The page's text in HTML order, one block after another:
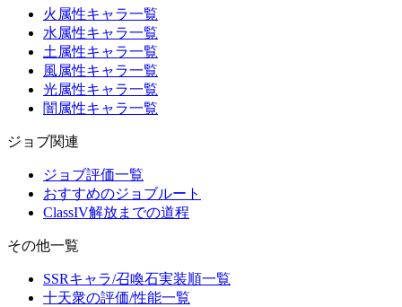
火属性キャラ一覧
水属性キャラ一覧
土属性キャラ一覧
風属性キャラ一覧
光属性キャラ一覧
闇属性キャラ一覧
ジョブ関連
ジョブ評価一覧
おすすめのジョブルート
ClassIV解放までの道程
その他一覧
SSRキャラ/召喚石実装順一覧
十天衆の評価/性能一覧